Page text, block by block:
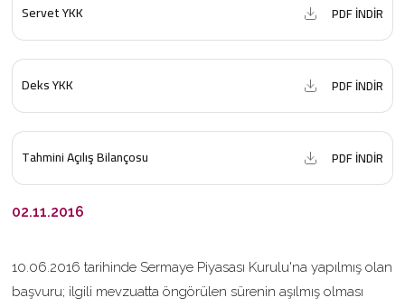
Servet YKK PDF İNDİR
Deks YKK PDF İNDİR
Tahmini Açılış Bilançosu PDF İNDİR
02.11.2016
10.06.2016 tarihinde Sermaye Piyasası Kurulu'na yapılmış olan
başvuru; ilgili mevzuatta öngörülen sürenin aşılmış olması